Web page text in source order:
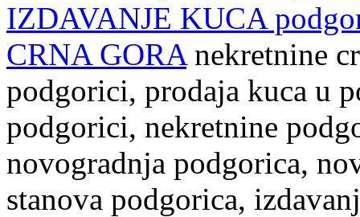
IZDAVANJE KUCA
CRNA GORA nekretnine
podgorici, prodaja kuca u
podgorici, nekretnine
novogradnja podgorica,
stanova podgorica,